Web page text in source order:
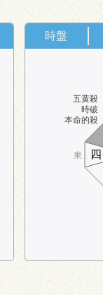
時盤
五黄殺
時破
本命的殺
東
四